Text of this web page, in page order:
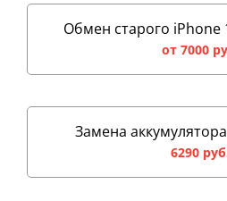
Обмен старого iPhone
от 7000
Замена
6290